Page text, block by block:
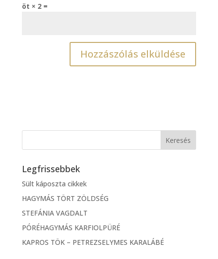
öt × 2 =
Legfrissebbek
Sült káposzta cikkek
HAGYMÁS TÖRT ZÖLDSÉG
STEFÁNIA VAGDALT
PÓRÉHAGYMÁS KARFIOLPÜRÉ
KAPROS TÖK – PETREZSELYMES KARALÁBÉ